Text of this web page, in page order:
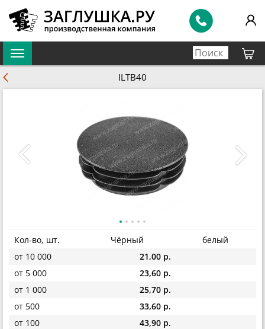
ILTB40
Кол-во, шт. Чёрный
белый
от 10 000
21,00 р.
от 5 000
23,60 р.
от 1 000
25,70 р.
от 500
33,60 р.
от 100
43,90 р.